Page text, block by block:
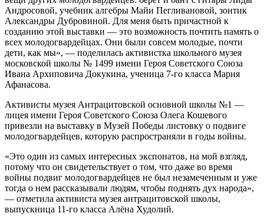
Андросовой, учебник алгебры Майи Пегливановой, зонтик
Александры Дубровиной. Для меня быть причастной к
созданию этой выставки — это возможность почтить память о
всех молодогвардейцах. Они были совсем молодые, почти
дети, как мы», — поделилась активистка школьного музея
московской школы № 1499 имени Героя Советского Союза
Ивана Архиповича Докукина, ученица 7-го класса Мария
Афанасова.
Активисты музея Антрацитовской основной школы №1 —
лицея имени Героя Советского Союза Олега Кошевого
привезли на выставку в Музей Победы листовку о подвиге
молодогвардейцев, которую распространяли в годы войны.
«Это один из самых интересных экспонатов, на мой взгляд,
потому что он свидетельствует о том, что даже во время
войны подвиг молодогвардейцев не был незамеченным и уже
тогда о нем рассказывали людям, чтобы поднять дух народа»,
— отметила активиста музея антрацитовской школы,
выпускница 11-го класса Алёна Худолий.